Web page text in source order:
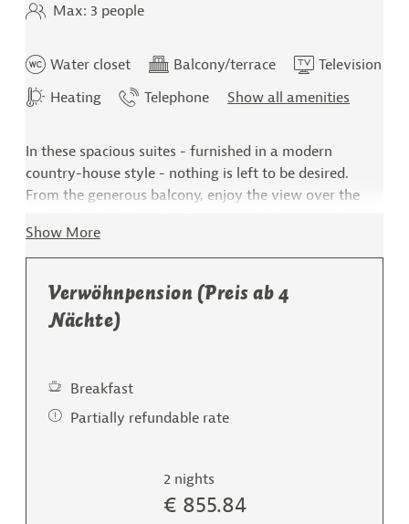
Max: 3 people
Water closet Balcony/terrace
Television
Heating
Telephone Show all amenities
In these spacious suites - furnished in a modern
country-house style - nothing is left to be desired.
From the generous balcony, enjoy the view over the
open living area with a seating group for relaxing.
1 – 4 people
local materials
flooring)
cozy nook that invites you to chat and rest
Show More
Verwöhnpension (Preis ab 4
Nächte)
Breakfast
Partially refundable rate
2 nights
€ 855.84